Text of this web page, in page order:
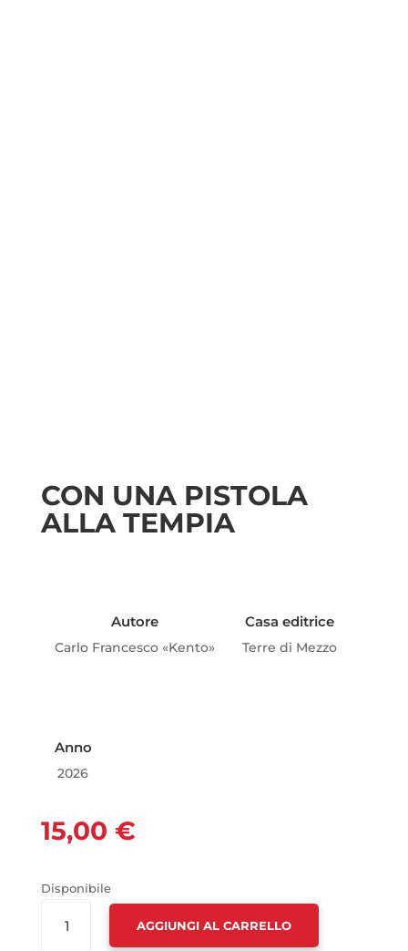
CON UNA PISTOLA
ALLA TEMPIA
Autore
Carlo Francesco «Kento»
Casa editrice
Terre di Mezzo
Anno
2026
15,00 €
Disponibile
AGGIUNGI AL CARRELLO